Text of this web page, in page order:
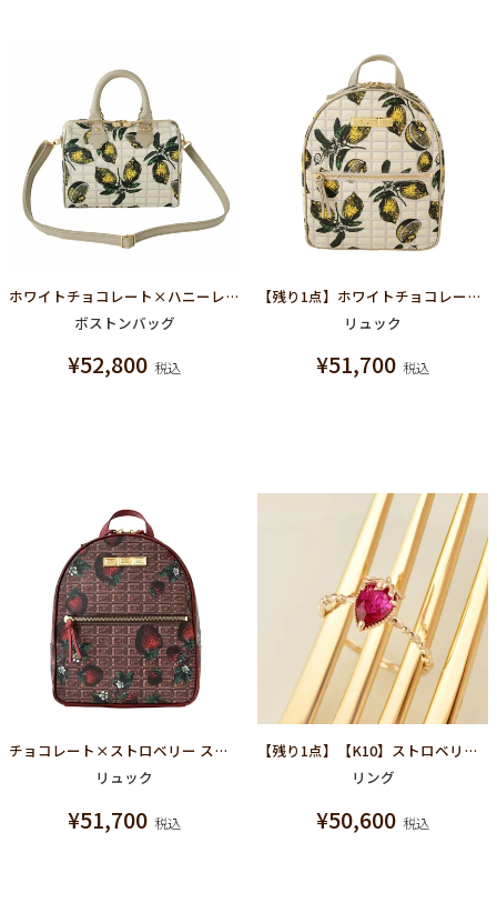
ホワイトチョコレート×ハニーレモン ミニボストンバッグ
ボストンバッグ
¥52,800 税込
【残り1点】ホワイトチョコレート×ハニーレモン スモール バックパック
リュック
¥51,700 税込
チョコレート×ストロベリー スモール バックパック
リュック
¥51,700 税込
【残り1点】【K10】ストロベリー リング
リング
¥50,600 税込